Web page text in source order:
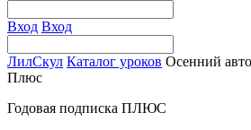
Вход Вход
ЛилСкул Каталог уроков Осенний
Плюс
Годовая подписка ПЛЮС